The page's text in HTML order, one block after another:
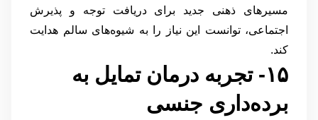
مسیرهای ذهنی جدید برای دریافت توجه و پذیرش
اجتماعی، توانست این نیاز را به شیوه‌های سالم هدایت
کند.
۱۵- تجربه درمان تمایل به
برده‌داری جنسی